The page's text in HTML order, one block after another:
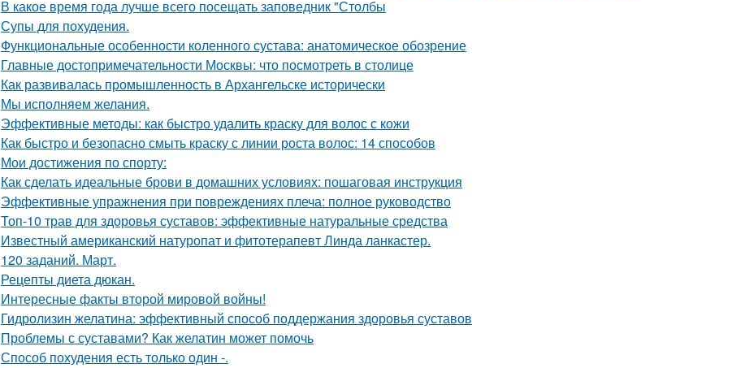
В какое время года лучше всего посещать заповедник "Столбы
Супы для похудения.
Функциональные особенности коленного сустава: анатомическое обозрение
Главные достопримечательности Москвы: что посмотреть в столице
Как развивалась промышленность в Архангельске исторически
Мы исполняем желания.
Эффективные методы: как быстро удалить краску для волос с кожи
Как быстро и безопасно смыть краску с линии роста волос: 14 способов
Мои достижения по спорту:
Как сделать идеальные брови в домашних условиях: пошаговая инструкция
Эффективные упражнения при повреждениях плеча: полное руководство
Топ-10 трав для здоровья суставов: эффективные натуральные средства
Известный американский натуропат и фитотерапевт Линда ланкастер.
120 заданий. Март.
Рецепты диета дюкан.
Интересные факты второй мировой войны!
Гидролизин желатина: эффективный способ поддержания здоровья суставов
Проблемы с суставами? Как желатин может помочь
Способ похудения есть только один -.